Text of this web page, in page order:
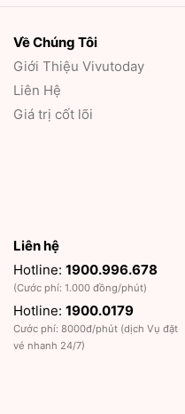
Về Chúng Tôi
Giới Thiệu Vivutoday
Liên Hệ
Giá trị cốt lõi
Liên hệ
Hotline: 1900.996.678
(Cước phí: 1.000 đồng/phút)
Hotline: 1900.0179
Cước phí: 8000đ/phút (dịch Vụ đặt
vé nhanh 24/7)